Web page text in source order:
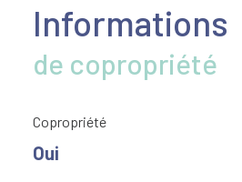
Informations
de copropriété
Copropriété
Oui